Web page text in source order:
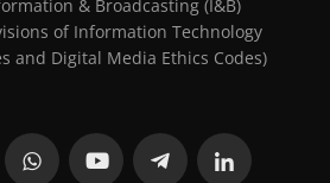
& Broadcasting (I&B)
of Information Technology
and Digital Media Ethics Codes)